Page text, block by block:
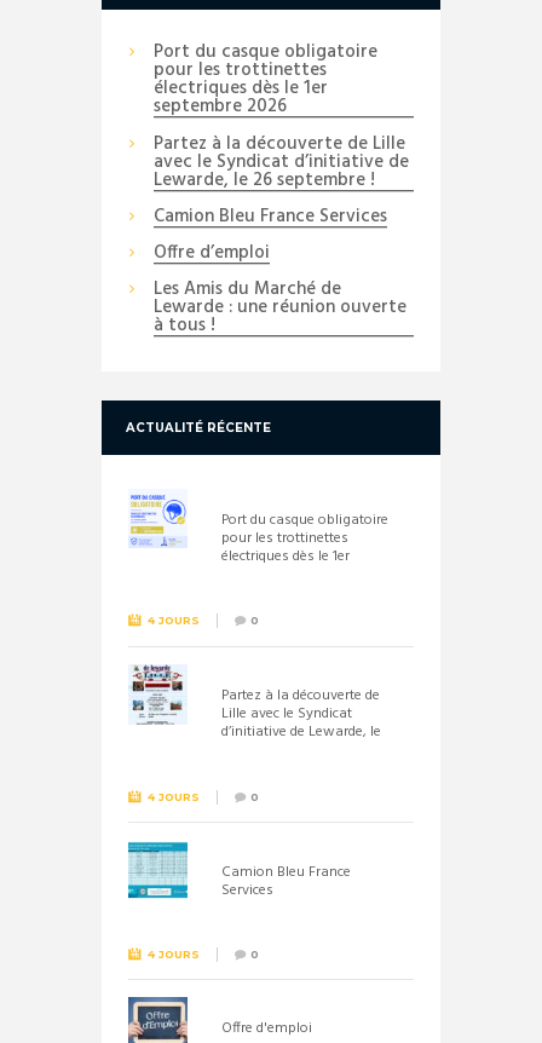
Port du casque obligatoire
pour les trottinettes
électriques dès le 1er
septembre 2026
Partez à la découverte de Lille
avec le Syndicat d’initiative de
Lewarde, le 26 septembre !
Camion Bleu France Services
Offre d’emploi
Les Amis du Marché de
Lewarde : une réunion ouverte
à tous !
ACTUALITÉ RÉCENTE
Port du casque obligatoire
pour les trottinettes
électriques dès le 1er
4 JOURS 0
Partez à la découverte de
Lille avec le Syndicat
d’initiative de Lewarde, le
4 JOURS 0
Camion Bleu France
Services
4 JOURS 0
Offre d'emploi